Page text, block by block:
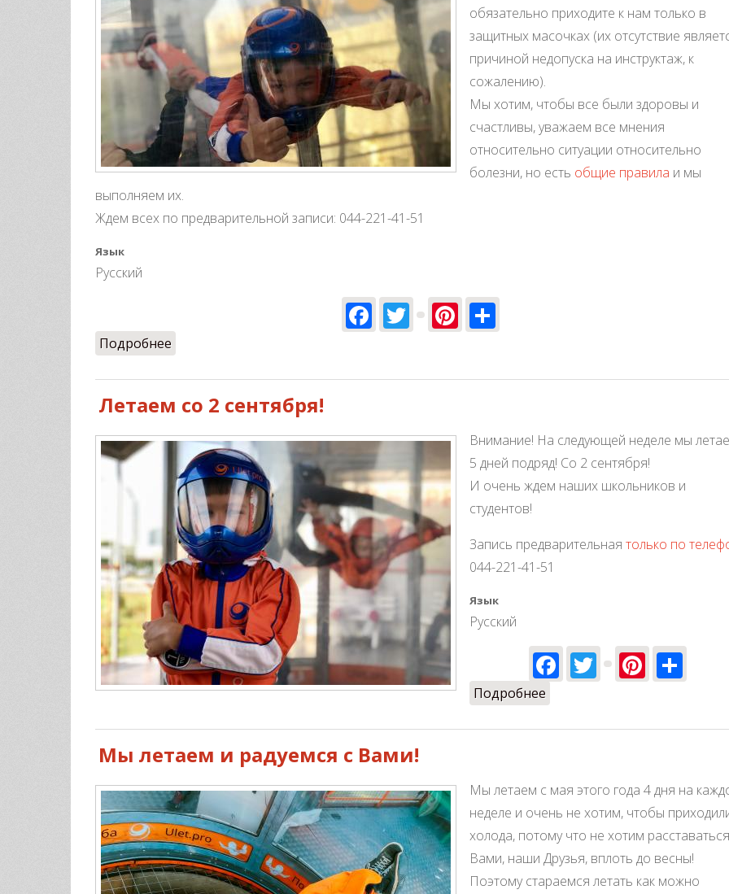
обязательно приходите к нам только в
защитных масочках (их отсутствие
причиной недопуска на инструктаж, к
сожалению).
Мы хотим, чтобы все были здоровы и
счастливы, уважаем все мнения
относительно ситуации относительно
болезни, но есть общие правила и мы
выполняем их.
Ждем всех по предварительной записи: 044-221-41-51
Язык
Русский
Facebook
TwitterPinterest
Подробнее
Летаем со 2 сентября!
Внимание! На следующей неделе мы
5 дней подряд! Со 2 сентября!
И очень ждем наших школьников и
студентов!
Запись предварительная только по
044-221-41-51
Язык
Русский
Facebook
Twitter
Подробнее
Мы летаем и радуемся с Вами!
Мы летаем с мая этого года 4 дня на
неделе и очень не хотим, чтобы
холода, потому что не хотим
Вами, наши Друзья, вплоть до весны!
Поэтому стараемся летать как можно